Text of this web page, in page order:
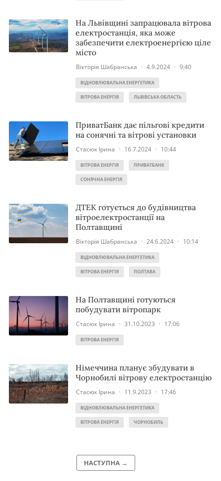
На Львівщині запрацювала вітрова
електростанція, яка може
забезпечити електроенергією ціле
місто
Вікторія Шабранська · 4.9.2024 · 9:40
ВІДНОВЛЮВАЛЬНА ЕНЕРГЕТИКА
ВІТРОВА ЕНЕРГІЯ ЛЬВІВСЬКА ОБЛАСТЬ
ПриватБанк дає пільгові кредити
на сонячні та вітрові установки
Стасюк Ірина · 16.7.2024 · 10:44
ВІТРОВА ЕНЕРГІЯ ПРИВАТБАНК
СОНЯЧНА ЕНЕРГІЯ
ДТЕК готується до будівництва
вітроелектростанції на
Полтавщині
Вікторія Шабранська · 24.6.2024 · 10:14
ВІДНОВЛЮВАЛЬНА ЕНЕРГЕТИКА
ВІТРОВА ЕНЕРГІЯ ПОЛТАВА
На Полтавщині готуються
побудувати вітропарк
Стасюк Ірина · 31.10.2023 · 17:06
ВІТРОВА ЕНЕРГІЯ
Німеччина планує збудувати в
Чорнобилі вітрову електростанцію
Стасюк Ірина · 11.9.2023 · 17:46
ВІДНОВЛЮВАЛЬНА ЕНЕРГЕТИКА
ВІТРОВА ЕНЕРГІЯ ЧОРНОБИЛЬ
НАСТУПНА →